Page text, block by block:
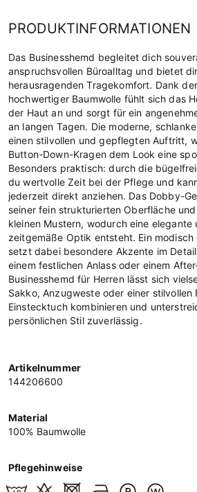
PRODUKTINFORMATIONEN
Das Businesshemd begleitet dich
anspruchsvollen Büroalltag und bietet
herausragenden Tragekomfort. Dank
hochwertiger Baumwolle fühlt sich das
der Haut an und sorgt für ein
an langen Tagen. Die moderne,
einen stilvollen und gepflegten Auftritt,
Button-Down-Kragen dem Look eine
Besonders praktisch: durch die
du wertvolle Zeit bei der Pflege und
jederzeit direkt anziehen. Das Dobby-
seiner fein strukturierten Oberfläche
kleinen Mustern, wodurch eine elegante
zeitgemäße Optik entsteht. Ein
setzt dabei besondere Akzente im
einem festlichen Anlass oder einem
Businesshemd für Herren lässt sich
Sakko, Anzugweste oder einer stilvollen
Einstecktuch kombinieren und
persönlichen Stil zuverlässig.
Artikelnummer
144206600
Material
100% Baumwolle
Pflegehinweise